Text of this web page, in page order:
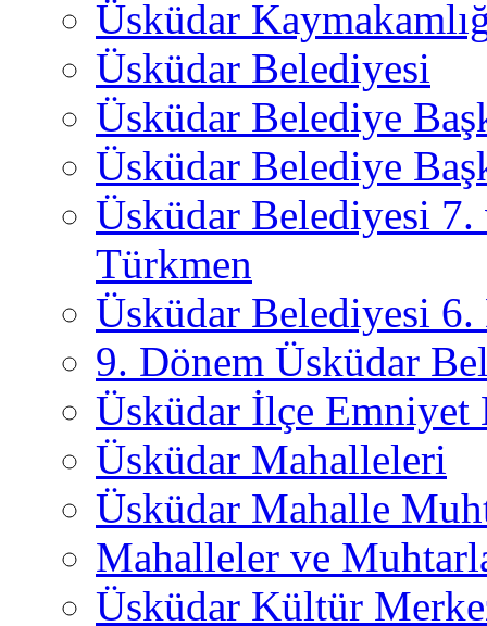
Üsküdar
Üsküdar Belediyesi
Üsküdar Belediye
Üsküdar Belediye
Üsküdar Belediyesi
Türkmen
Üsküdar Belediyesi 6.
9. Dönem Üsküdar
Üsküdar İlçe
Üsküdar Mahalleleri
Üsküdar Mahalle
Mahalleler ve
Üsküdar Kültür